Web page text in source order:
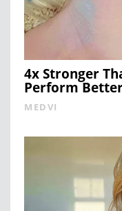
4x Stronger
Perform
MEDVI